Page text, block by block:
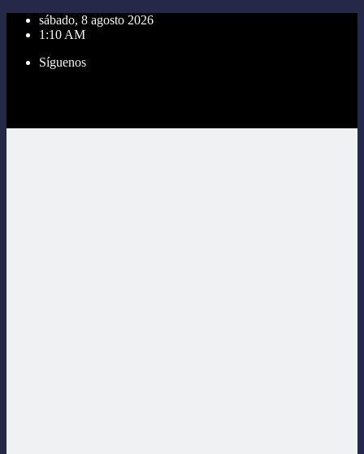
Saltar
sábado, 8 agosto 2026
1:10 AM
Síguenos